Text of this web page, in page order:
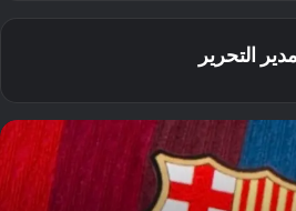
مدير التحرير